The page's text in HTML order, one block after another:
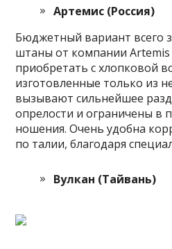
Артемис (Россия)
Бюджетный вариант всего
штаны от компании Artemis
приобретать с хлопковой
изготовленные только из
вызывают сильнейшее
опрелости и ограничены в
ношения. Очень удобна
по талии, благодаря
Вулкан (Тайвань)